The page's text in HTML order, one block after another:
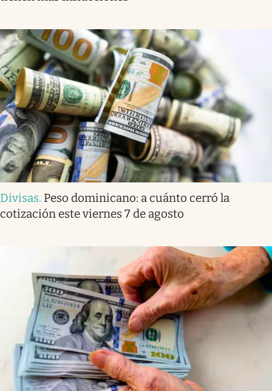
Divisas. Peso dominicano: a cuánto cerró la
cotización este viernes 7 de agosto